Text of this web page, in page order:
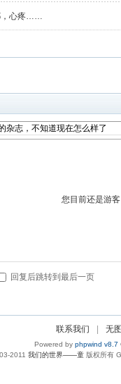
，心疼……
您目前还是游
回复后跳转到最后一页
联系我们 无
Powered by phpwind v8.7
2011 我们的世界——童版权所有